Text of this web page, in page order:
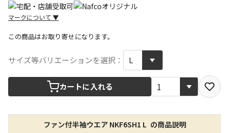
マークについて ▼
宅配や店舗受取を選択できる商品です
店舗のみで受取できる商品です（宅配便でのお届けが
す
この商品はお取り寄せになります。
サイズ等バリエーションを選択：
カートに入れる
ファン付半袖ウエア NKF6SH1 L の商品説明